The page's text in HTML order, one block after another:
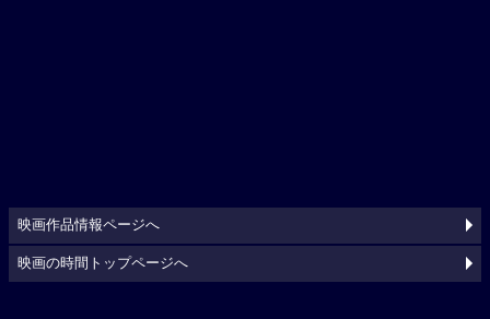
映画作品情報ページへ
映画の時間トップページへ